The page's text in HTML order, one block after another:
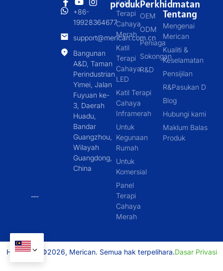
+86-
19928364677
support@merican.com.cn
Bangunan
A&D, Taman
Perindustrian
Yimei, Jalan
Fuyuan ke-
3, Daerah
Huadu,
Bandar
Guangzhou,
Wilayah
Guangdong,
China
produk
Katil
Terapi
Cahaya
Merah
Katil
Terapi
Cahaya
LED
Katil Terapi
Cahaya
Inframerah
Untuk
Kegunaan
Rumah
Untuk
Komersial
Panel
Terapi
Cahaya
Merah
Perkhidmatan
OEM
ODM
Peniaga
Sokongan
R&D
Tentang
Mengenai
Merican
Kualiti &
Keselamatan
Pensijilan
R&Pasukan D
Blog
Hubungi kami
Maklum Balas
Produk
Hak Cipta ©2026, Merican. Semua hak terpelihara.Dasar Privasi